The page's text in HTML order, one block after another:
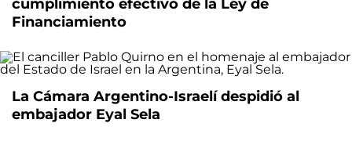
cumplimiento efectivo de la Ley de
Financiamiento
La Cámara Argentino-Israelí despidió al
embajador Eyal Sela